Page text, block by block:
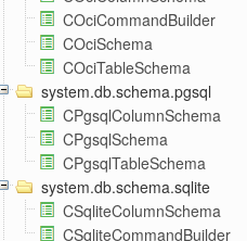
COciCommandBuilder
COciSchema
COciTableSchema
system.db.schema.pgsql
CPgsqlColumnSchema
CPgsqlSchema
CPgsqlTableSchema
system.db.schema.sqlite
CSqliteColumnSchema
CSqliteCommandBuilder